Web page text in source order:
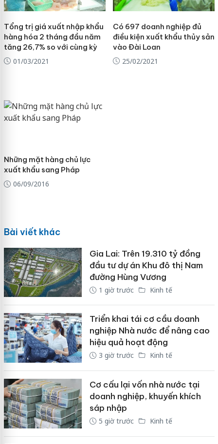
Tổng trị giá xuất nhập khẩu
hàng hóa 2 tháng đầu năm
tăng 26,7% so với cùng kỳ
01/03/2021
Có 697 doanh nghiệp đủ
điều kiện xuất khẩu thủy sản
vào Đài Loan
25/02/2021
Những mặt hàng chủ lực
xuất khẩu sang Pháp
06/09/2016
Bài viết khác
Gia Lai: Trên 19.310 tỷ đồng
đầu tư dự án Khu đô thị Nam
đường Hùng Vương
1 giờ trước Kinh tế
Triển khai tái cơ cầu doanh
nghiệp Nhà nước để nâng cao
hiệu quả hoạt động
3 giờ trước Kinh tế
Cơ cấu lại vốn nhà nước tại
doanh nghiệp, khuyến khích
sáp nhập
5 giờ trước Kinh tế